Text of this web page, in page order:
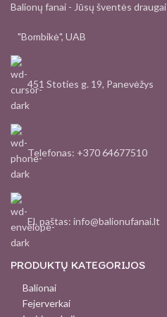
Balionų fanai - Jūsų šventės draugai
"Bombikė", UAB
451 Stoties g. 19, Panevėžys
Telefonas: +370 64677510
El. paštas: info@balionufanai.lt
PRODUKTŲ KATEGORIJOS
Balionai
Fejerverkai